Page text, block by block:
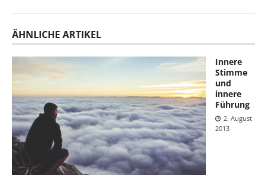
ÄHNLICHE ARTIKEL
Innere
Stimme
und
innere
Führung
2. August
2013